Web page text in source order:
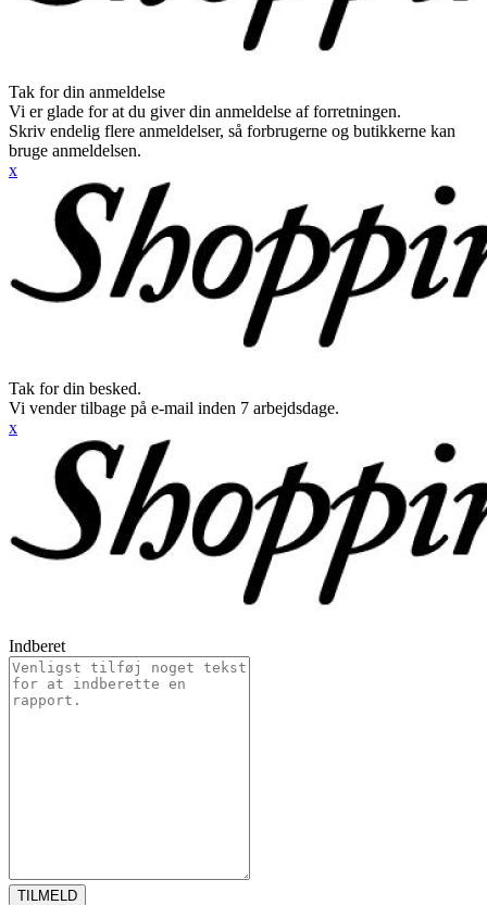
Tak for din anmeldelse
Vi er glade for at du giver din anmeldelse af forretningen.
Skriv endelig flere anmeldelser, så forbrugerne og butikkerne kan
bruge anmeldelsen.
x
Tak for din besked.
Vi vender tilbage på e-mail inden 7 arbejdsdage.
x
Indberet
TILMELD